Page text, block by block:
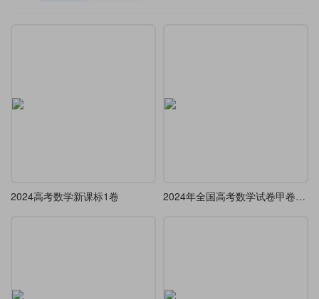
2024高考数学新课标1卷 2024年全国高考数学试卷甲卷文科